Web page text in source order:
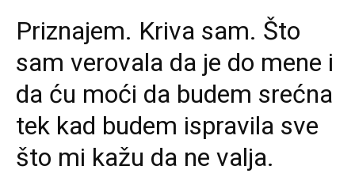
Priznajem. Kriva sam. Što
sam verovala da je do mene i
da ću moći da budem srećna
tek kad budem ispravila sve
što mi kažu da ne valja.